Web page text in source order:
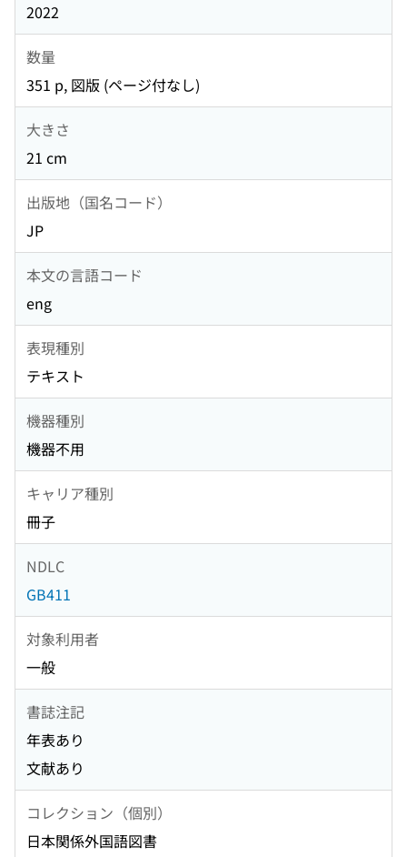
2022
数量
351 p, 図版 (ページ付なし)
大きさ
21 cm
出版地（国名コード）
JP
本文の言語コード
eng
表現種別
テキスト
機器種別
機器不用
キャリア種別
冊子
NDLC
GB411
対象利用者
一般
書誌注記
年表あり
文献あり
コレクション（個別）
日本関係外国語図書